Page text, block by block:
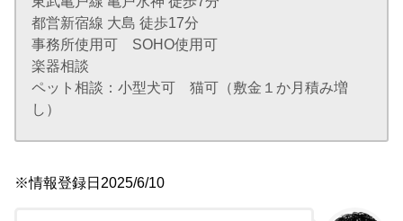
都営新宿線 大島 徒歩17分
事務所使用可 SOHO使用可
楽器相談
ペット相談：小型犬可 猫可（敷金１か月積み増
し）
※情報登録日2025/6/10